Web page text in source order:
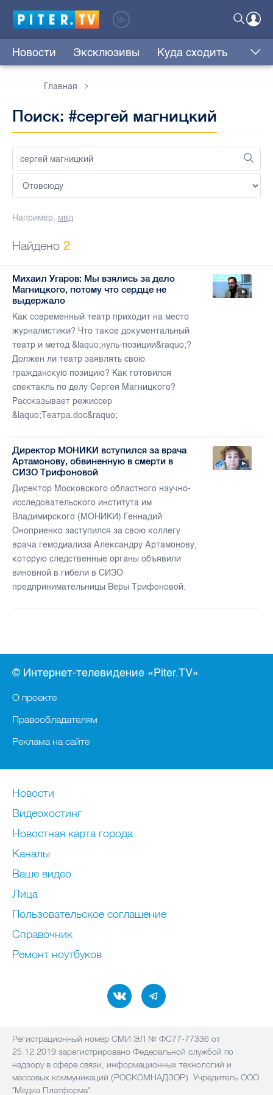
Новости Эксклюзивы Куда сходить
Главная
Поиск: #сергей магницкий
Например, мвд
Найдено 2
Михаил Угаров: Мы взялись за дело
Магницкого, потому что сердце не
выдержало
Как современный театр приходит на место
журналистики? Что такое документальный
театр и метод &laquo;нуль-позиции&raquo;?
Должен ли театр заявлять свою
гражданскую позицию? Как готовился
спектакль по делу Сергея Магницкого?
Рассказывает режиссер
&laquo;Театра.doc&raquo;
Директор МОНИКИ вступился за врача
Артамонову, обвиненную в смерти в
СИЗО Трифоновой
Директор Московского областного научно-
исследовательского института им
Владимирского (МОНИКИ) Геннадий
Оноприенко заступился за свою коллегу
врача гемодиализа Александру Артамонову,
которую следственные органы объявили
виновной в гибели в СИЗО
предпринимательницы Веры Трифоновой.
© Интернет-телевидение «Piter.TV»
О проекте
Правообладателям
Реклама на сайте
Новости
Видеохостинг
Новостная карта города
Каналы
Ваше видео
Лица
Пользовательское соглашение
Справочник
Ремонт нoутбуков
Регистрационный номер СМИ ЭЛ № ФС77-77336 от
25.12.2019 зарегистрировано Федеральной службой по
надзору в сфере связи, информационных технологий и
массовых коммуникаций (РОСКОМНАДЗОР). Учредитель ООО
"Медиа Платформа"